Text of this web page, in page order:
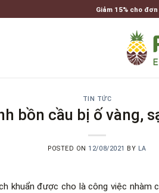
Giảm 15% cho
TIN TỨC
bồn cầu bị ố vàng,
POSTED ON 12/08/2021 BY LA
khuẩn được cho là công việc nhàm